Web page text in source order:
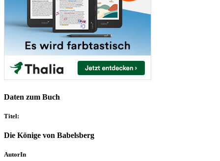
Daten zum Buch
Titel:
Die Könige von Babelsberg
AutorIn